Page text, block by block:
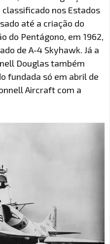
nos Estados
até a criação do
do Pentágono, em 1962,
de A-4 Skyhawk. Já a
Douglas também
fundada só em abril de
Aircraft com a